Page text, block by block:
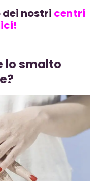
dei nostri centri
lo smalto